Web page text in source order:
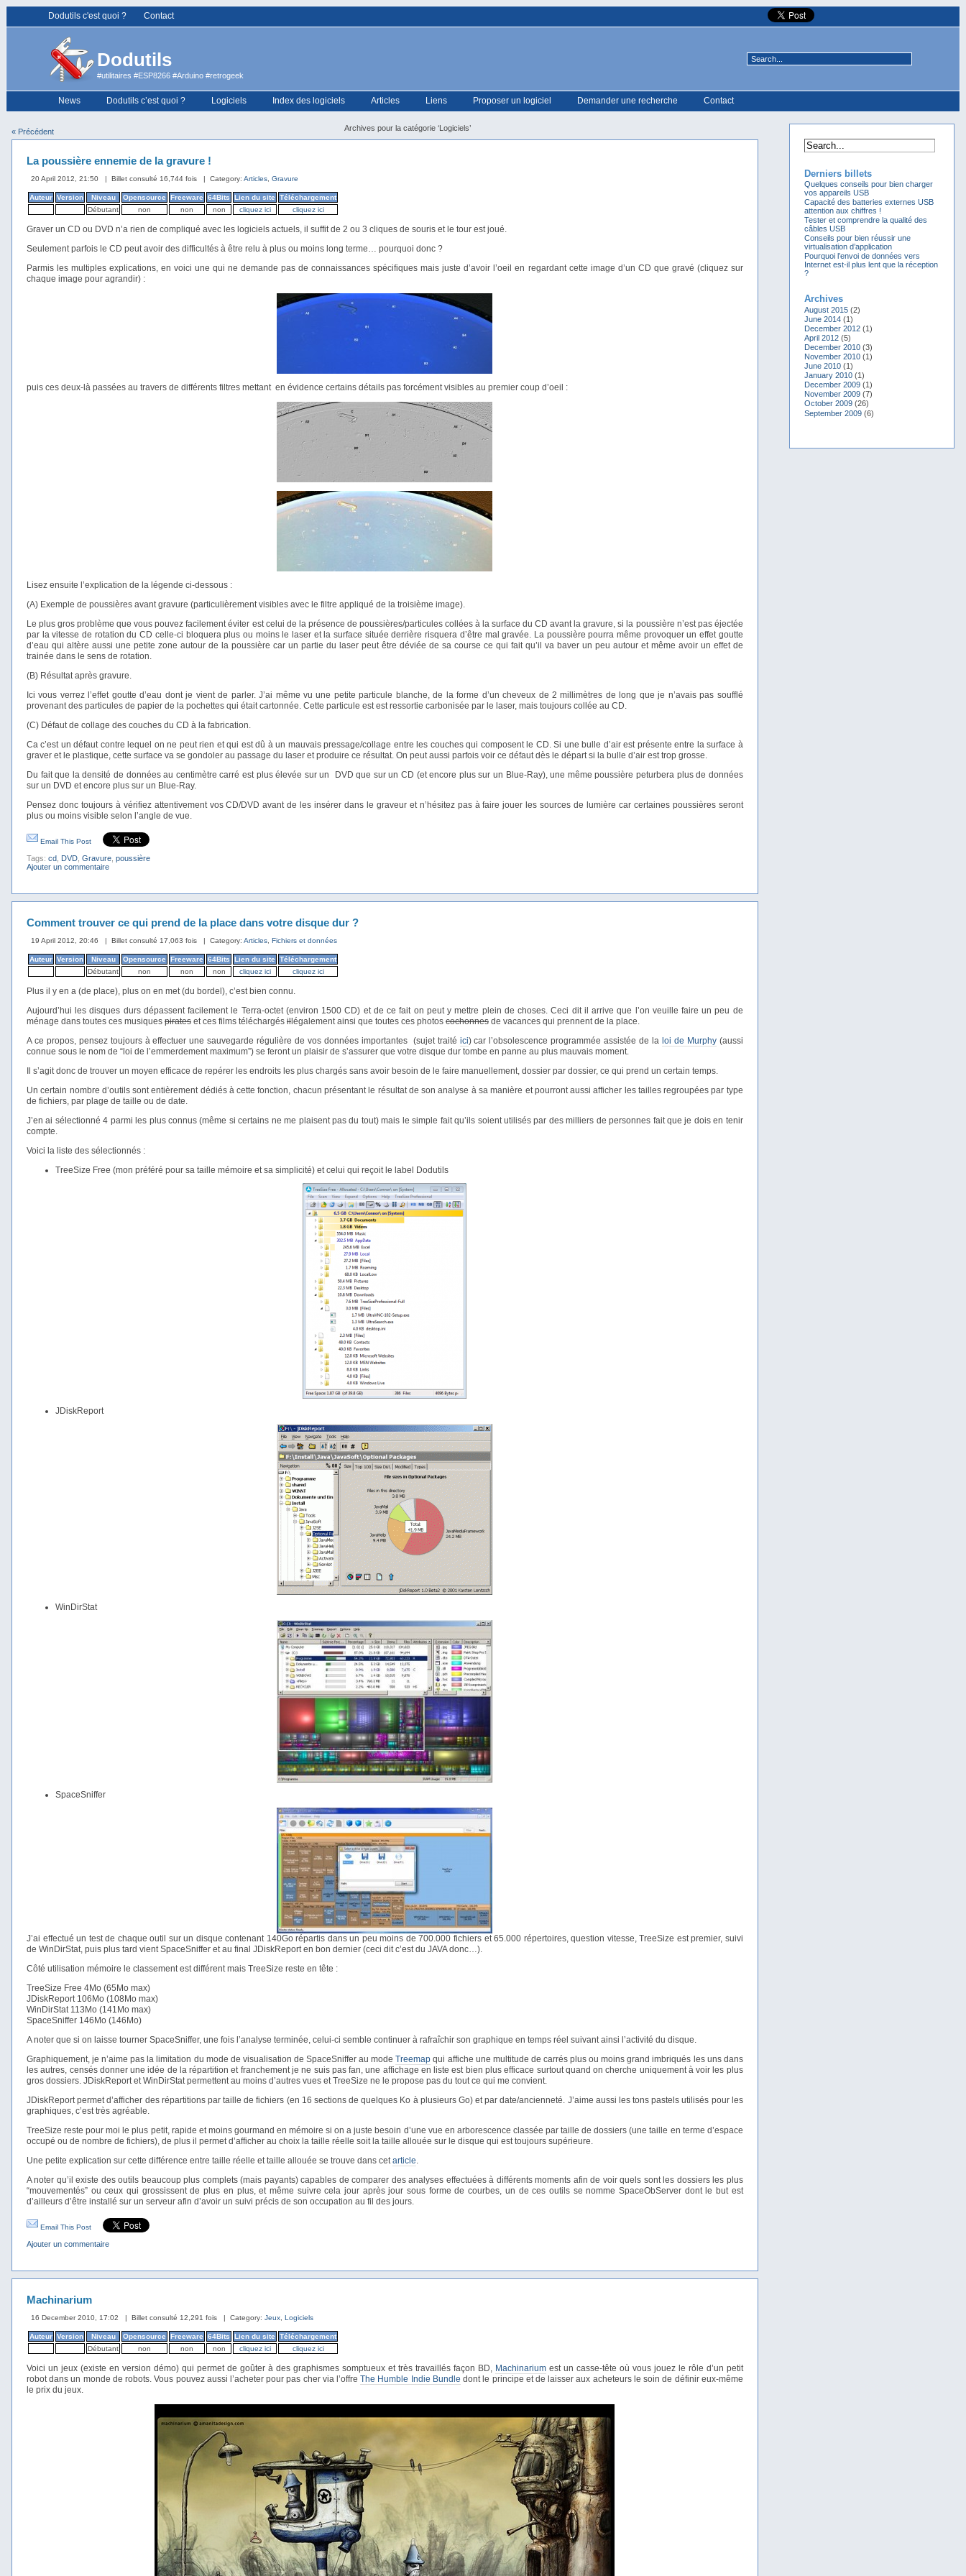
Dodutils c'est quoi ? Contact
Dodutils
#utilitaires #ESP8266 #Arduino #retrogeek
News Dodutils c’est quoi ? Logiciels Index des logiciels Articles Liens Proposer un logiciel Demander une recherche Contact
« Précédent Archives pour la catégorie ‘Logiciels’
La poussière ennemie de la gravure !
20 April 2012, 21:50 | Billet consulté 16,744 fois | Category: Articles Gravure
Auteur Version Niveau Opensource Freeware 64Bits Lien du site
Téléchargement
Débutant
non non non cliquez ici cliquez ici
Graver un CD ou DVD n’a rien de compliqué avec les logiciels actuels, il suffit de 2 ou 3 cliques de souris et le tour est joué.
Seulement parfois le CD peut avoir des difficultés à être relu à plus ou moins long terme… pourquoi donc ?
Parmis les multiples explications, en voici une qui ne demande pas de connaissances spécifiques mais juste d’avoir l’oeil en regardant cette image d’un CD que gravé (cliquez sur
chaque image pour agrandir) :
puis ces deux-là passées au travers de différents filtres mettant en évidence certains détails pas forcément visibles au premier coup d’oeil :
Lisez ensuite l’explication de la légende ci-dessous :
(A) Exemple de poussières avant gravure (particulièrement visibles avec le filtre appliqué de la troisième image).
Le plus gros problème que vous pouvez facilement éviter est celui de la présence de poussières/particules collées à la surface du CD avant la gravure, si la poussière n’est pas éjectée
par la vitesse de rotation du CD celle-ci bloquera plus ou moins le laser et la surface située derrière risquera d’être mal gravée. La poussière pourra même provoquer un effet goutte
d’eau qui altère aussi une petite zone autour de la poussière car un partie du laser peut être déviée de sa course ce qui fait qu’il va baver un peu autour et même avoir un effet de
trainée dans le sens de rotation.
(B) Résultat après gravure.
Ici vous verrez l’effet goutte d’eau dont je vient de parler. J’ai même vu une petite particule blanche, de la forme d’un cheveux de 2 millimètres de long que je n’avais pas soufflé
provenant des particules de papier de la pochettes qui était cartonnée. Cette particule est est ressortie carbonisée par le laser, mais toujours collée au CD.
(C) Défaut de collage des couches du CD à la fabrication.
Ca c’est un défaut contre lequel on ne peut rien et qui est dû à un mauvais pressage/collage entre les couches qui composent le CD. Si une bulle d’air est présente entre la surface à
graver et le plastique, cette surface va se gondoler au passage du laser et produire ce résultat. On peut aussi parfois voir ce défaut dès le départ si la bulle d’air est trop grosse.
Du fait que la densité de données au centimètre carré est plus élevée sur un DVD que sur un CD (et encore plus sur un Blue-Ray), une même poussière peturbera plus de données
sur un DVD et encore plus sur un Blue-Ray.
Pensez donc toujours à vérifiez attentivement vos CD/DVD avant de les insérer dans le graveur et n’hésitez pas à faire jouer les sources de lumière car certaines poussières seront
plus ou moins visible selon l’angle de vue.
Email This Post
Tags: cd DVD Gravure poussière
Ajouter un commentaire
Comment trouver ce qui prend de la place dans votre disque dur ?
19 April 2012, 20:46 | Billet consulté 17,063 fois | Category: Articles Fichiers et données
Auteur Version Niveau Opensource Freeware 64Bits Lien du site
Téléchargement
Débutant
non non non cliquez ici cliquez ici
Plus il y en a (de place), plus on en met (du bordel), c’est bien connu.
Aujourd’hui les disques durs dépassent facilement le Terra-octet (environ 1500 CD) et de ce fait on peut y mettre plein de choses. Ceci dit il arrive que l’on veuille faire un peu de
ménage dans toutes ces musiques pirates et ces films téléchargés il légalement ainsi que toutes ces photos cochonnes de vacances qui prennent de la place.
A ce propos, pensez toujours à effectuer une sauvegarde régulière de vos données importantes (sujet traité ici) car l’obsolescence programmée assistée de la loi de Murphy(aussi
connue sous le nom de “loi de l’emmerdement maximum”) se feront un plaisir de s’assurer que votre disque dur tombe en panne au plus mauvais moment.
Il s’agit donc de trouver un moyen efficace de repérer les endroits les plus chargés sans avoir besoin de le faire manuellement, dossier par dossier, ce qui prend un certain temps.
Un certain nombre d’outils sont entièrement dédiés à cette fonction, chacun présentant le résultat de son analyse à sa manière et pourront aussi afficher les tailles regroupées par type
de fichiers, par plage de taille ou de date.
J’en ai sélectionné 4 parmi les plus connus (même si certains ne me plaisent pas du tout) mais le simple fait qu’ils soient utilisés par des milliers de personnes fait que je dois en tenir
compte.
Voici la liste des sélectionnés :
TreeSize Free (mon préféré pour sa taille mémoire et sa simplicité) et celui qui reçoit le label Dodutils
JDiskReport
WinDirStat
SpaceSniffer
J’ai effectué un test de chaque outil sur un disque contenant 140Go répartis dans un peu moins de 700.000 fichiers et 65.000 répertoires, question vitesse, TreeSize est premier, suivi
de WinDirStat, puis plus tard vient SpaceSniffer et au final JDiskReport en bon dernier (ceci dit c’est du JAVA donc…).
Côté utilisation mémoire le classement est différent mais TreeSize reste en tête :
TreeSize Free 4Mo (65Mo max)
JDiskReport 106Mo (108Mo max)
WinDirStat 113Mo (141Mo max)
SpaceSniffer 146Mo (146Mo)
A noter que si on laisse tourner SpaceSniffer, une fois l’analyse terminée, celui-ci semble continuer à rafraîchir son graphique en temps réel suivant ainsi l’activité du disque.
Graphiquement, je n’aime pas la limitation du mode de visualisation de SpaceSniffer au modeTreemap qui affiche une multitude de carrés plus ou moins grand imbriqués les uns dans
les autres, censés donner une idée de la répartition et franchement je ne suis pas fan, une affichage en liste est bien plus efficace surtout quand on cherche uniquement à voir les plus
gros dossiers. JDiskReport et WinDirStat permettent au moins d’autres vues et TreeSize ne le propose pas du tout ce qui me convient.
JDiskReport permet d’afficher des répartitions par taille de fichiers (en 16 sections de quelques Ko à plusieurs Go) et par date/ancienneté. J’aime aussi les tons pastels utilisés pour les
graphiques, c’est très agréable.
TreeSize reste pour moi le plus petit, rapide et moins gourmand en mémoire si on a juste besoin d’une vue en arborescence classée par taille de dossiers (une taille en terme d’espace
occupé ou de nombre de fichiers), de plus il permet d’afficher au choix la taille réelle soit la taille allouée sur le disque qui est toujours supérieure.
Une petite explication sur cette différence entre taille réelle et taille allouée se trouve dans cetarticle.
A noter qu’il existe des outils beaucoup plus complets (mais payants) capables de comparer des analyses effectuées à différents moments afin de voir quels sont les dossiers les plus
“mouvementés” ou ceux qui grossissent de plus en plus, et même suivre cela jour après jour sous forme de courbes, un de ces outils se nomme SpaceObServer dont le but est
d’ailleurs d’être installé sur un serveur afin d’avoir un suivi précis de son occupation au fil des jours.
Email This Post
Ajouter un commentaire
Machinarium
16 December 2010, 17:02 | Billet consulté 12,291 fois | Category: Jeux Logiciels
Auteur Version Niveau Opensource Freeware 64Bits Lien du site
Téléchargement
Débutant
non non non cliquez ici cliquez ici
Voici un jeux (existe en version démo) qui permet de goûter à des graphismes somptueux et très travaillés façon BD, Machinariumest un casse-tête où vous jouez le rôle d’un petit
robot dans un monde de robots. Vous pouvez aussi l’acheter pour pas cher via l’offreThe Humble Indie Bundle dont le principe et de laisser aux acheteurs le soin de définir eux-même
le prix du jeux.
Derniers billets
Quelques conseils pour bien charger
vos appareils USB
Capacité des batteries externes USB
attention aux chiffres !
Tester et comprendre la qualité des
câbles USB
Conseils pour bien réussir une
virtualisation d’application
Pourquoi l’envoi de données vers
Internet est-il plus lent que la réception
?
Archives
August 2015 (2)
June 2014 (1)
December 2012 (1)
April 2012 (5)
December 2010 (3)
November 2010 (1)
June 2010 (1)
January 2010 (1)
December 2009 (1)
November 2009 (7)
October 2009 (26)
September 2009 (6)